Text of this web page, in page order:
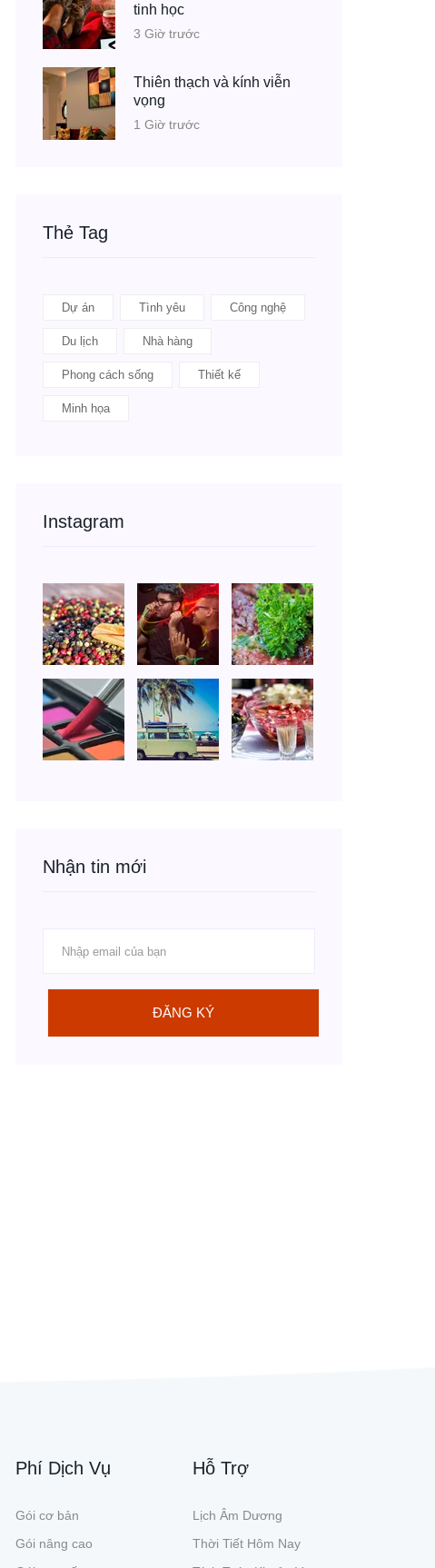
tinh học
3 Giờ trước
Thiên thạch và kính viễn
vọng
1 Giờ trước
Thẻ Tag
Dự án Tình yêu Công nghệ
Du lịch Nhà hàng
Phong cách sống Thiết kế
Minh họa
Instagram
Nhận tin mới
ĐĂNG KÝ
Phí Dịch Vụ
Gói cơ bản
Gói nâng cao
Hỗ Trợ
Lịch Âm Dương
Thời Tiết Hôm Nay